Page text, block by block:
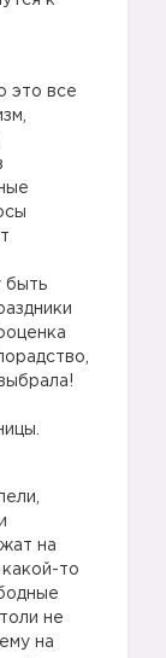
это все
быть
на
то
не
на